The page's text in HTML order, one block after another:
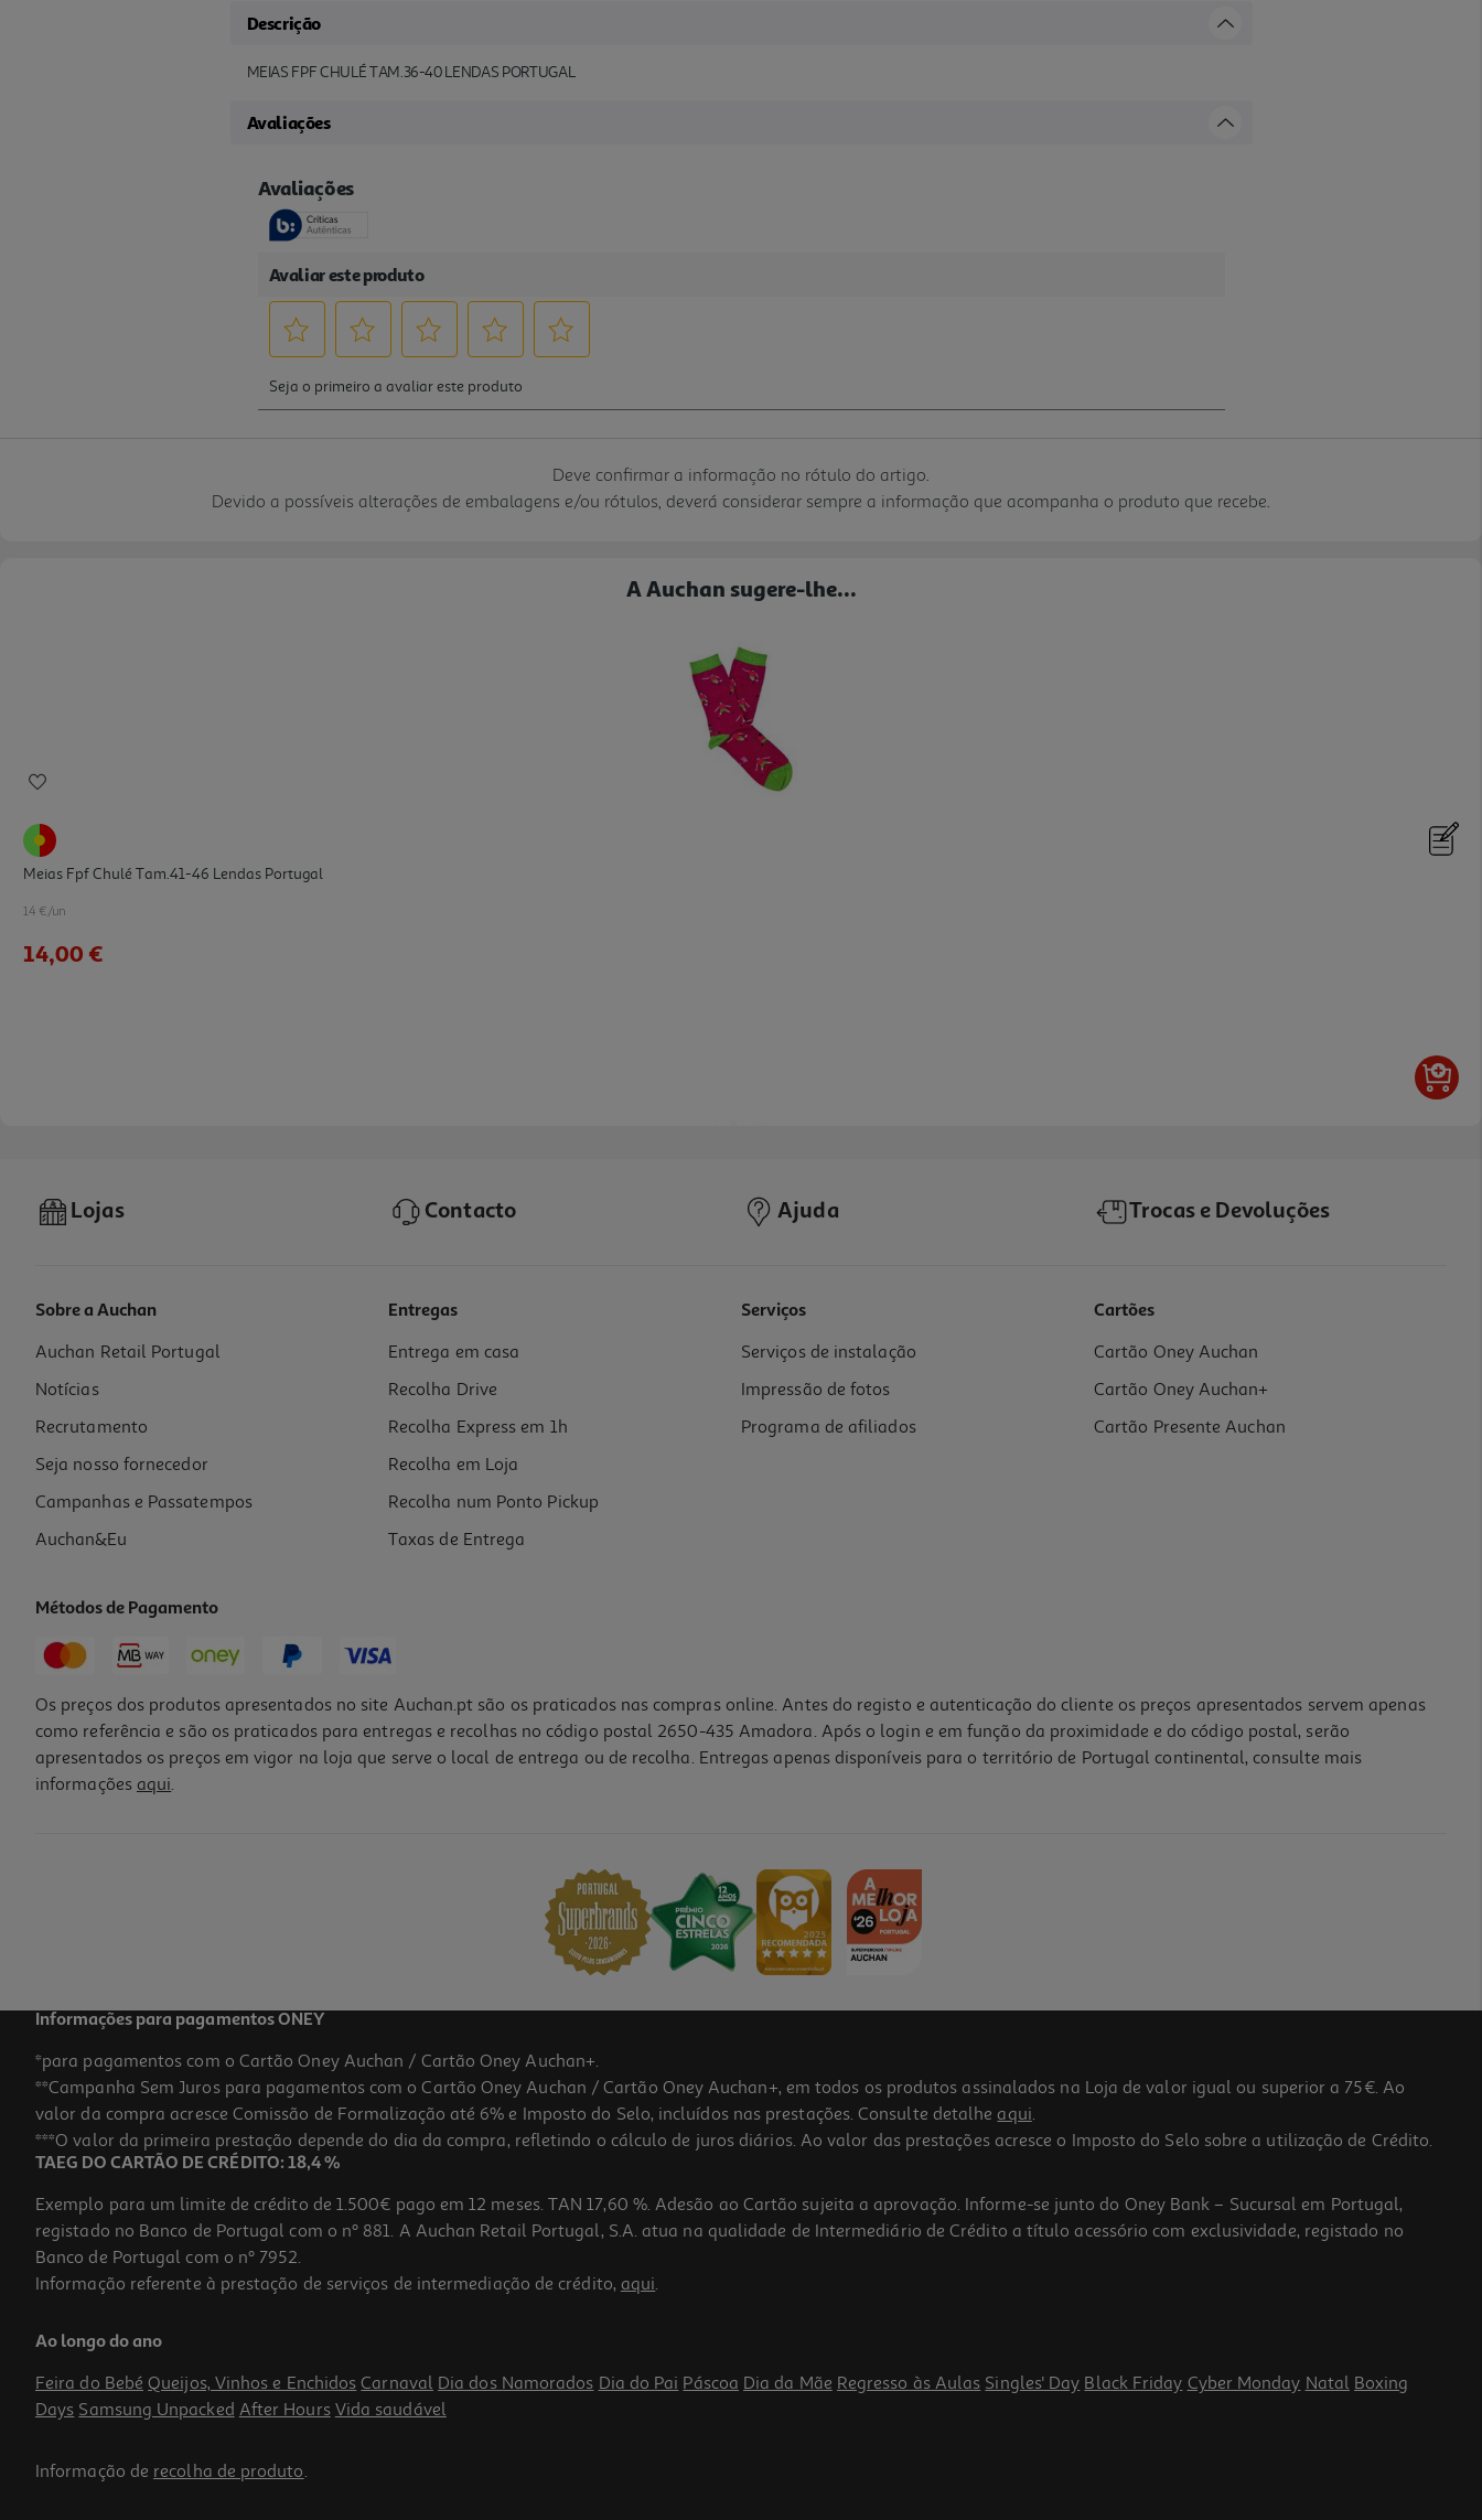
Descrição
MEIAS FPF CHULÉ TAM.36-40 LENDAS PORTUGAL
Avaliações
Deve confirmar a informação no rótulo do artigo.
Devido a possíveis alterações de embalagens e/ou rótulos, deverá considerar sempre a informação que acompanha o produto que recebe.
A Auchan sugere-lhe...
Meias Fpf Chulé Tam.41-46 Lendas Portugal
14 €/un
14,00 €
Meias Fpf Chulé Tam.36-40 Escudo
14 €/un
14,00 €
23 €/un
23,00 €
Lojas Contacto Ajuda Trocas e Devoluções
Sobre a Auchan
Auchan Retail Portugal
Notícias
Recrutamento
Seja nosso fornecedor
Campanhas e Passatempos
Auchan&Eu
Entregas
Entrega em casa
Recolha Drive
Recolha Express em 1h
Recolha em Loja
Recolha num Ponto Pickup
Taxas de Entrega
Serviços
Serviços de instalação
Impressão de fotos
Programa de afiliados
Cartões
Cartão Oney Auchan
Cartão Oney Auchan+
Cartão Presente Auchan
Métodos de Pagamento
Os preços dos produtos apresentados no site Auchan.pt são os praticados nas compras online. Antes do registo e autenticação do cliente os preços apresentados servem apenas
como referência e são os praticados para entregas e recolhas no código postal 2650-435 Amadora. Após o login e em função da proximidade e do código postal, serão
apresentados os preços em vigor na loja que serve o local de entrega ou de recolha. Entregas apenas disponíveis para o território de Portugal continental, consulte mais
informações aqui.
Informações para pagamentos ONEY
*para pagamentos com o Cartão Oney Auchan / Cartão Oney Auchan+.
**Campanha Sem Juros para pagamentos com o Cartão Oney Auchan / Cartão Oney Auchan+, em todos os produtos assinalados na Loja de valor igual ou superior a 75€. Ao
valor da compra acresce Comissão de Formalização até 6% e Imposto do Selo, incluídos nas prestações. Consulte detalhe aqui.
***O valor da primeira prestação depende do dia da compra, refletindo o cálculo de juros diários. Ao valor das prestações acresce o Imposto do Selo sobre a utilização de Crédito.
TAEG DO CARTÃO DE CRÉDITO: 18,4 %
Exemplo para um limite de crédito de 1.500€ pago em 12 meses. TAN 17,60 %. Adesão ao Cartão sujeita a aprovação. Informe-se junto do Oney Bank – Sucursal em Portugal,
registado no Banco de Portugal com o nº 881. A Auchan Retail Portugal, S.A. atua na qualidade de Intermediário de Crédito a título acessório com exclusividade, registado no
Banco de Portugal com o nº 7952.
Informação referente à prestação de serviços de intermediação de crédito, aqui.
Ao longo do ano
Feira do Bebé Queijos, Vinhos e Enchidos Carnaval Dia dos Namorados Dia do Pai Páscoa Dia da Mãe Regresso às Aulas Singles' Day Black Friday Cyber Monday Natal Boxing
Days Samsung Unpacked After Hours Vida saudável
Informação de recolha de produto.